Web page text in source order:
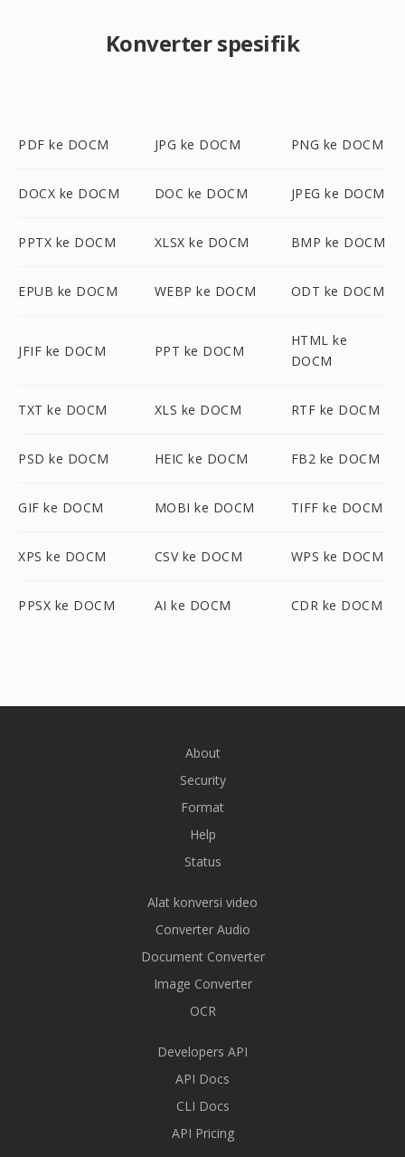
Konverter spesifik
PDF ke DOCM JPG ke DOCM PNG ke DOCM
DOCX ke DOCM DOC ke DOCM JPEG ke DOCM
PPTX ke DOCM XLSX ke DOCM BMP ke DOCM
EPUB ke DOCM WEBP ke DOCM ODT ke DOCM
JFIF ke DOCM PPT ke DOCM
HTML ke
DOCM
TXT ke DOCM XLS ke DOCM RTF ke DOCM
PSD ke DOCM HEIC ke DOCM FB2 ke DOCM
GIF ke DOCM MOBI ke DOCM TIFF ke DOCM
XPS ke DOCM CSV ke DOCM WPS ke DOCM
PPSX ke DOCM AI ke DOCM CDR ke DOCM
About
Security
Format
Help
Status
Alat konversi video
Converter Audio
Document Converter
Image Converter
OCR
Developers API
API Docs
CLI Docs
API Pricing